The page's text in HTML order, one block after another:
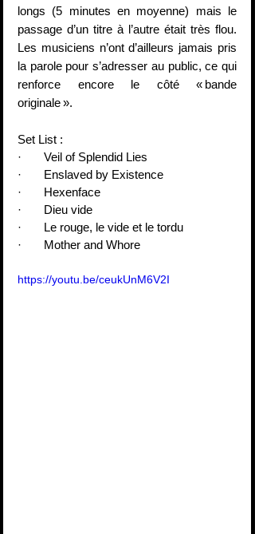
longs (5 minutes en moyenne) mais le
passage d’un titre à l’autre était très flou.
Les musiciens n’ont d’ailleurs jamais pris
la parole pour s’adresser au public, ce qui
renforce encore le côté « bande
originale ».
Set List :
·       Veil of Splendid Lies
·       Enslaved by Existence
·       Hexenface
·       Dieu vide
·       Le rouge, le vide et le tordu
·       Mother and Whore
https://youtu.be/ceukUnM6V2I